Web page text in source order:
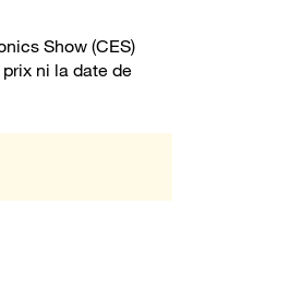
Show (CES)
ni la date de